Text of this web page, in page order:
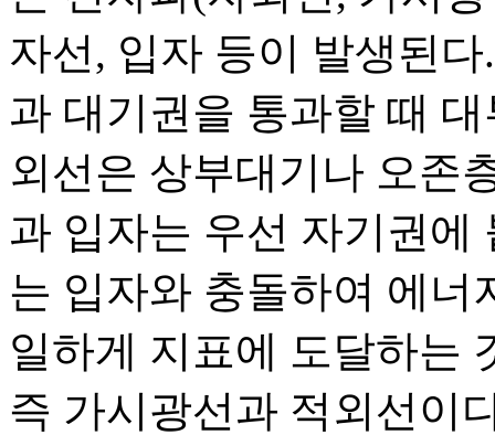
자선, 입자 등이 발생된
과 대기권을 통과할 때
외선은 상부대기나 오존
과 입자는 우선 자기권에
는 입자와 충돌하여 에너
일하게 지표에 도달하는
즉 가시광선과 적외선이